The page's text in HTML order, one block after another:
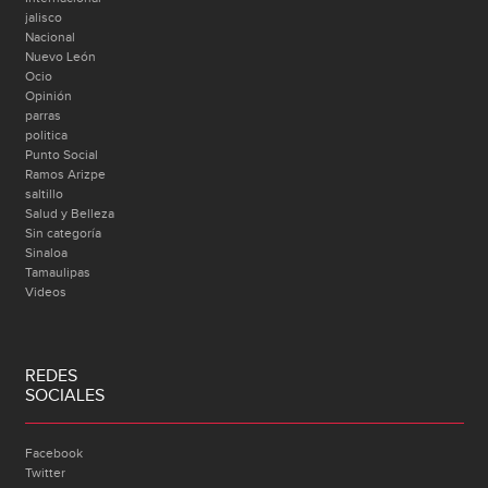
jalisco
Nacional
Nuevo León
Ocio
Opinión
parras
politica
Punto Social
Ramos Arizpe
saltillo
Salud y Belleza
Sin categoría
Sinaloa
Tamaulipas
Videos
REDES
SOCIALES
Facebook
Twitter